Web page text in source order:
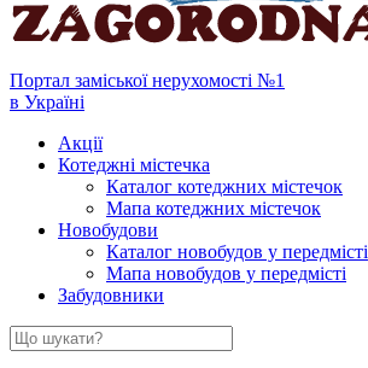
Портал заміської нерухомості №1
в Україні
Акції
Котеджні містечка
Каталог котеджних містечок
Мапа котеджних містечок
Новобудови
Каталог новобудов у передмісті
Мапа новобудов у передмісті
Забудовники